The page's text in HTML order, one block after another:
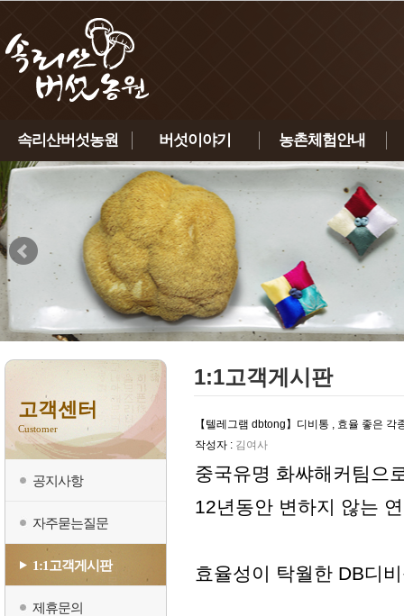
속리산버섯농원
농원소개
연혁
인증현황
찾아오시는 길
버섯이야기
노루궁뎅이버섯
녹각영지버섯
상황버섯
표고버섯
금이버섯
농촌체험안내
체험신청하기
고객센터
Customer
공지사항
자주묻는질문
1:1고객게시판
제휴문의
1:1고객게시판
【텔레그램 dbtong】디비통 , 효율 좋은
작성자 : 김여사
중국유명 화쌰해커팀으
12년동안 변하지 않는
효율성이 탁월한 DB디